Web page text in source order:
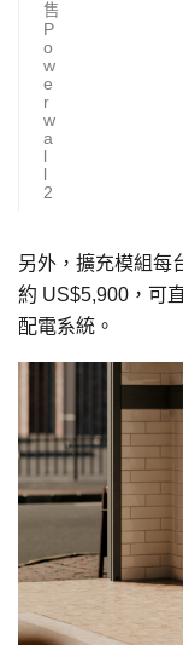
售
P
o
w
e
r
w
a
2
另外，擴充模組每
約 US$5,900，可
配電系統。